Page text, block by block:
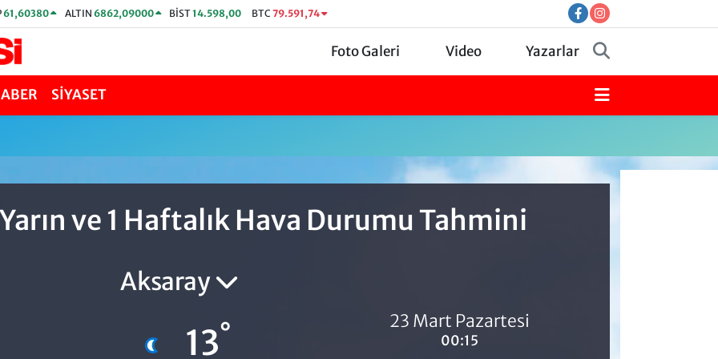
61,60380 ALTIN 6862,09000 BİST14.598,00 BTC 79.591,74
Foto Galeri Video Yazarlar
SİYASET
ve 1 Haftalık Hava Durumu Tahmini
Aksaray
13° 23 Mart Pazartesi
00:15